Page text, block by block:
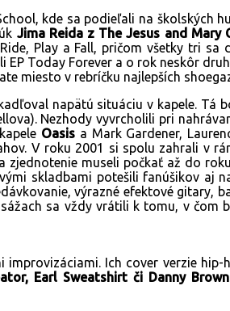
kde sa podieľali na školských
Jima Reida z The Jesus and Mary
Play a Fall, pričom všetky tri
Today Forever a o rok neskôr
miesto v rebríčku najlepších
napätú situáciu v kapele. Tá
Nezhody vyvrcholili pri
Oasisa Mark Gardener,
V roku 2001 si spolu zahrali v
museli počkať až do
skladbami potešili fanúšikov aj
výrazné efektové gitary,
sa vždy vrátili k tomu, v čom
improvizáciami. Ich cover verzie
Earl Sweatshirt či Danny Brown